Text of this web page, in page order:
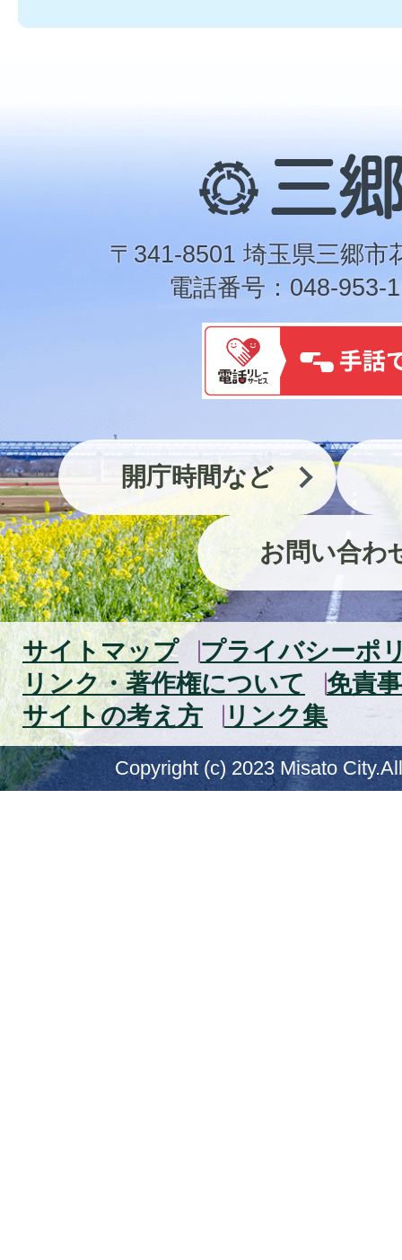
三
郷
市
〒341-8501 埼玉県三郷市
電話番号：048-953-
開庁時間など
お問い合わ
サイトマップ
プライバシーポ
リンク・著作権について
免責
サイトの考え方
リンク集
Copyright (c) 2023 Misato